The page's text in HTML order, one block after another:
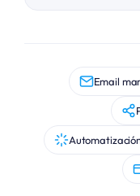
Email